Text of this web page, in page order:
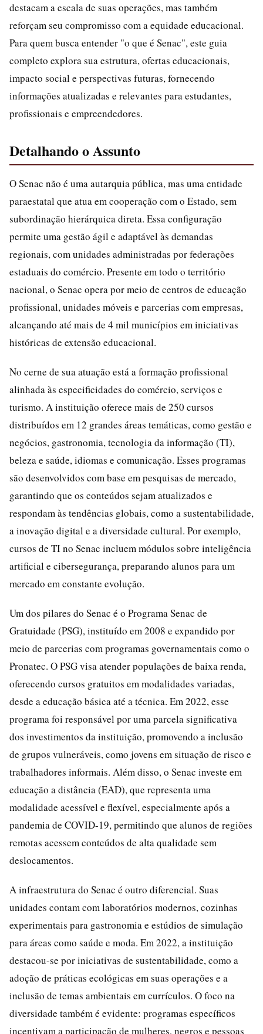
destacam a escala de suas operações, mas também
reforçam seu compromisso com a equidade educacional.
Para quem busca entender "o que é Senac", este guia
completo explora sua estrutura, ofertas educacionais,
impacto social e perspectivas futuras, fornecendo
informações atualizadas e relevantes para estudantes,
profissionais e empreendedores.
Detalhando o Assunto
O Senac não é uma autarquia pública, mas uma entidade
paraestatal que atua em cooperação com o Estado, sem
subordinação hierárquica direta. Essa configuração
permite uma gestão ágil e adaptável às demandas
regionais, com unidades administradas por federações
estaduais do comércio. Presente em todo o território
nacional, o Senac opera por meio de centros de educação
profissional, unidades móveis e parcerias com empresas,
alcançando até mais de 4 mil municípios em iniciativas
históricas de extensão educacional.
No cerne de sua atuação está a formação profissional
alinhada às especificidades do comércio, serviços e
turismo. A instituição oferece mais de 250 cursos
distribuídos em 12 grandes áreas temáticas, como gestão e
negócios, gastronomia, tecnologia da informação (TI),
beleza e saúde, idiomas e comunicação. Esses programas
são desenvolvidos com base em pesquisas de mercado,
garantindo que os conteúdos sejam atualizados e
respondam às tendências globais, como a sustentabilidade,
a inovação digital e a diversidade cultural. Por exemplo,
cursos de TI no Senac incluem módulos sobre inteligência
artificial e cibersegurança, preparando alunos para um
mercado em constante evolução.
Um dos pilares do Senac é o Programa Senac de
Gratuidade (PSG), instituído em 2008 e expandido por
meio de parcerias com programas governamentais como o
Pronatec. O PSG visa atender populações de baixa renda,
oferecendo cursos gratuitos em modalidades variadas,
desde a educação básica até a técnica. Em 2022, esse
programa foi responsável por uma parcela significativa
dos investimentos da instituição, promovendo a inclusão
de grupos vulneráveis, como jovens em situação de risco e
trabalhadores informais. Além disso, o Senac investe em
educação a distância (EAD), que representa uma
modalidade acessível e flexível, especialmente após a
pandemia de COVID-19, permitindo que alunos de regiões
remotas acessem conteúdos de alta qualidade sem
deslocamentos.
A infraestrutura do Senac é outro diferencial. Suas
unidades contam com laboratórios modernos, cozinhas
experimentais para gastronomia e estúdios de simulação
para áreas como saúde e moda. Em 2022, a instituição
destacou-se por iniciativas de sustentabilidade, como a
adoção de práticas ecológicas em suas operações e a
inclusão de temas ambientais em currículos. O foco na
diversidade também é evidente: programas específicos
incentivam a participação de mulheres, negros e pessoas